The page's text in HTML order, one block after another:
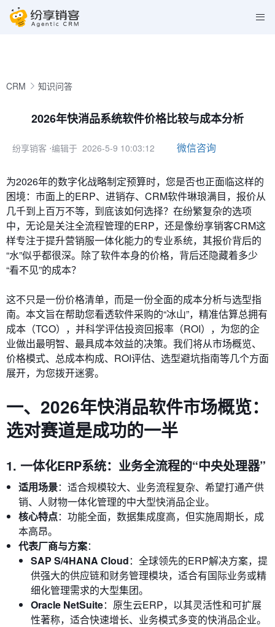
CRM 知识问答
2026年快消品系统软件价格比较与成本分析
纷享销客 ⋅编辑于 2026-5-9 10:03:12 微信咨询
为2026年的数字化战略制定预算时，您是否也正面临这样的
困境：市面上的ERP、进销存、CRM软件琳琅满目，报价从
几千到上百万不等，到底该如何选择？在纷繁复杂的选项
中，无论是关注全流程管理的ERP，还是像纷享销客CRM这
样专注于提升营销服一体化能力的专业系统，其报价背后的
“水”似乎都很深。除了软件本身的价格，背后还隐藏着多少
“看不见”的成本？
这不只是一份价格清单，而是一份全面的成本分析与选型指
南。本文旨在帮助您看透软件采购的“冰山”，精准估算总拥有
成本（TCO），并科学评估投资回报率（ROI），为您的企
业做出最明智、最具成本效益的决策。我们将从市场概览、
价格模式、总成本构成、ROI评估、选型避坑指南等几个方面
展开，为您拨开迷雾。
一、2026年快消品软件市场概览：
选对赛道是成功的一半
1. 一体化ERP系统：业务全流程的“中央处理器”
适用场景：适合规模较大、业务流程复杂、希望打通产供
销、人财物一体化管理的中大型快消品企业。
核心特点：功能全面，数据集成度高，但实施周期长，成
本高昂。
代表厂商与方案：
SAP S/4HANA Cloud：全球领先的ERP解决方案，提
供强大的供应链和财务管理模块，适合有国际业务或精
细化管理需求的大型集团。
Oracle NetSuite：原生云ERP，以其灵活性和可扩展
性著称，适合快速增长、业务模式多变的快消品企业。